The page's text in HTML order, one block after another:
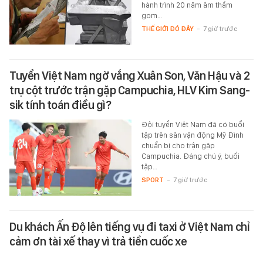
hành trình 20 năm âm thầm
gom…
THẾ GIỚI ĐÓ ĐÂY - 7 giờ trước
Tuyển Việt Nam ngờ vắng Xuân Son, Văn Hậu và 2
trụ cột trước trận gặp Campuchia, HLV Kim Sang-
sik tính toán điều gì?
Đội tuyển Việt Nam đã có buổi
tập trên sân vận động Mỹ Đình
chuẩn bị cho trận gặp
Campuchia. Đáng chú ý, buổi
tập…
SPORT - 7 giờ trước
Du khách Ấn Độ lên tiếng vụ đi taxi ở Việt Nam chỉ
cảm ơn tài xế thay vì trả tiền cuốc xe